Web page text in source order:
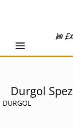
Ihr
Durgol
DURGOL